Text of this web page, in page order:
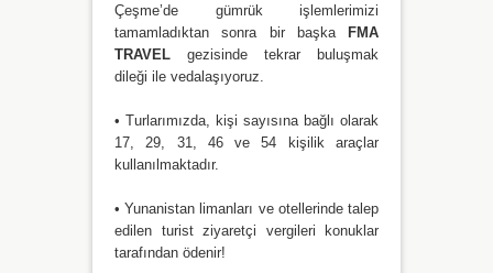
Çeşme’de gümrük işlemlerimizi
tamamladıktan sonra bir başka
FMA
TRAVEL gezisinde tekrar buluşmak
dileği ile vedalaşıyoruz.
• Turlarımızda, kişi sayısına bağlı olarak
17, 29, 31, 46 ve 54 kişilik araçlar
kullanılmaktadır.
• Yunanistan limanları ve otellerinde talep
edilen turist ziyaretçi vergileri konuklar
tarafından ödenir!